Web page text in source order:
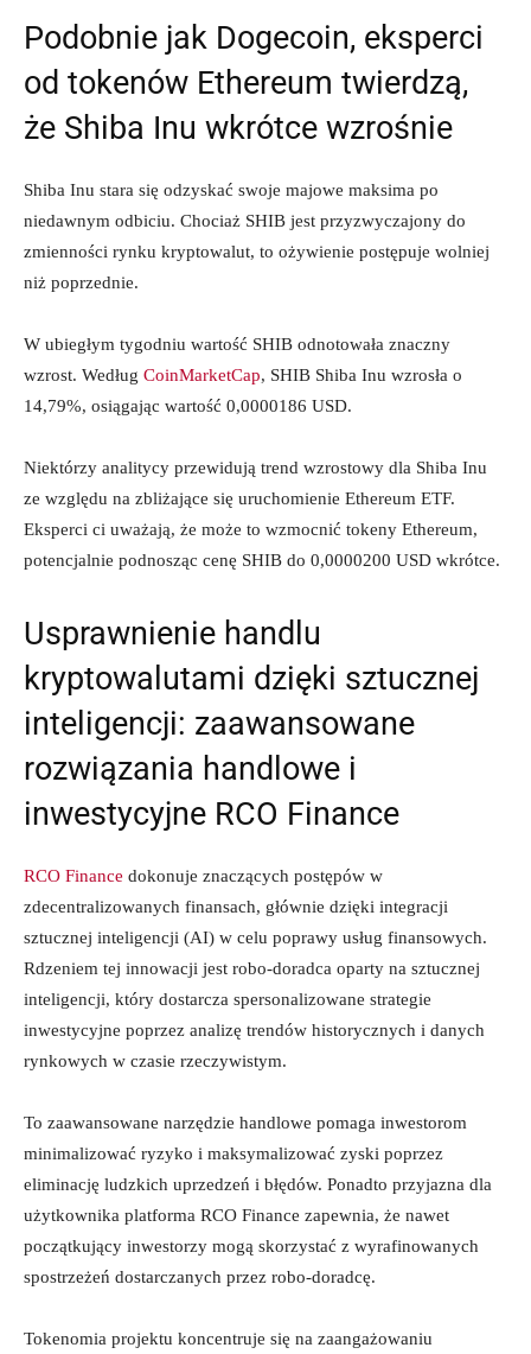
Podobnie jak Dogecoin, eksperci
od tokenów Ethereum twierdzą,
że Shiba Inu wkrótce wzrośnie
Shiba Inu stara się odzyskać swoje majowe maksima po
niedawnym odbiciu. Chociaż SHIB jest przyzwyczajony do
zmienności rynku kryptowalut, to ożywienie postępuje wolniej
niż poprzednie.
W ubiegłym tygodniu wartość SHIB odnotowała znaczny
wzrost. Według CoinMarketCap, SHIB Shiba Inu wzrosła o
14,79%, osiągając wartość 0,0000186 USD.
Niektórzy analitycy przewidują trend wzrostowy dla Shiba Inu
ze względu na zbliżające się uruchomienie Ethereum ETF.
Eksperci ci uważają, że może to wzmocnić tokeny Ethereum,
potencjalnie podnosząc cenę SHIB do 0,0000200 USD wkrótce.
Usprawnienie handlu
kryptowalutami dzięki sztucznej
inteligencji: zaawansowane
rozwiązania handlowe i
inwestycyjne RCO Finance
RCO Finance dokonuje znaczących postępów w
zdecentralizowanych finansach, głównie dzięki integracji
sztucznej inteligencji (AI) w celu poprawy usług finansowych.
Rdzeniem tej innowacji jest robo-doradca oparty na sztucznej
inteligencji, który dostarcza spersonalizowane strategie
inwestycyjne poprzez analizę trendów historycznych i danych
rynkowych w czasie rzeczywistym.
To zaawansowane narzędzie handlowe pomaga inwestorom
minimalizować ryzyko i maksymalizować zyski poprzez
eliminację ludzkich uprzedzeń i błędów. Ponadto przyjazna dla
użytkownika platforma RCO Finance zapewnia, że nawet
początkujący inwestorzy mogą skorzystać z wyrafinowanych
spostrzeżeń dostarczanych przez robo-doradcę.
Tokenomia projektu koncentruje się na zaangażowaniu